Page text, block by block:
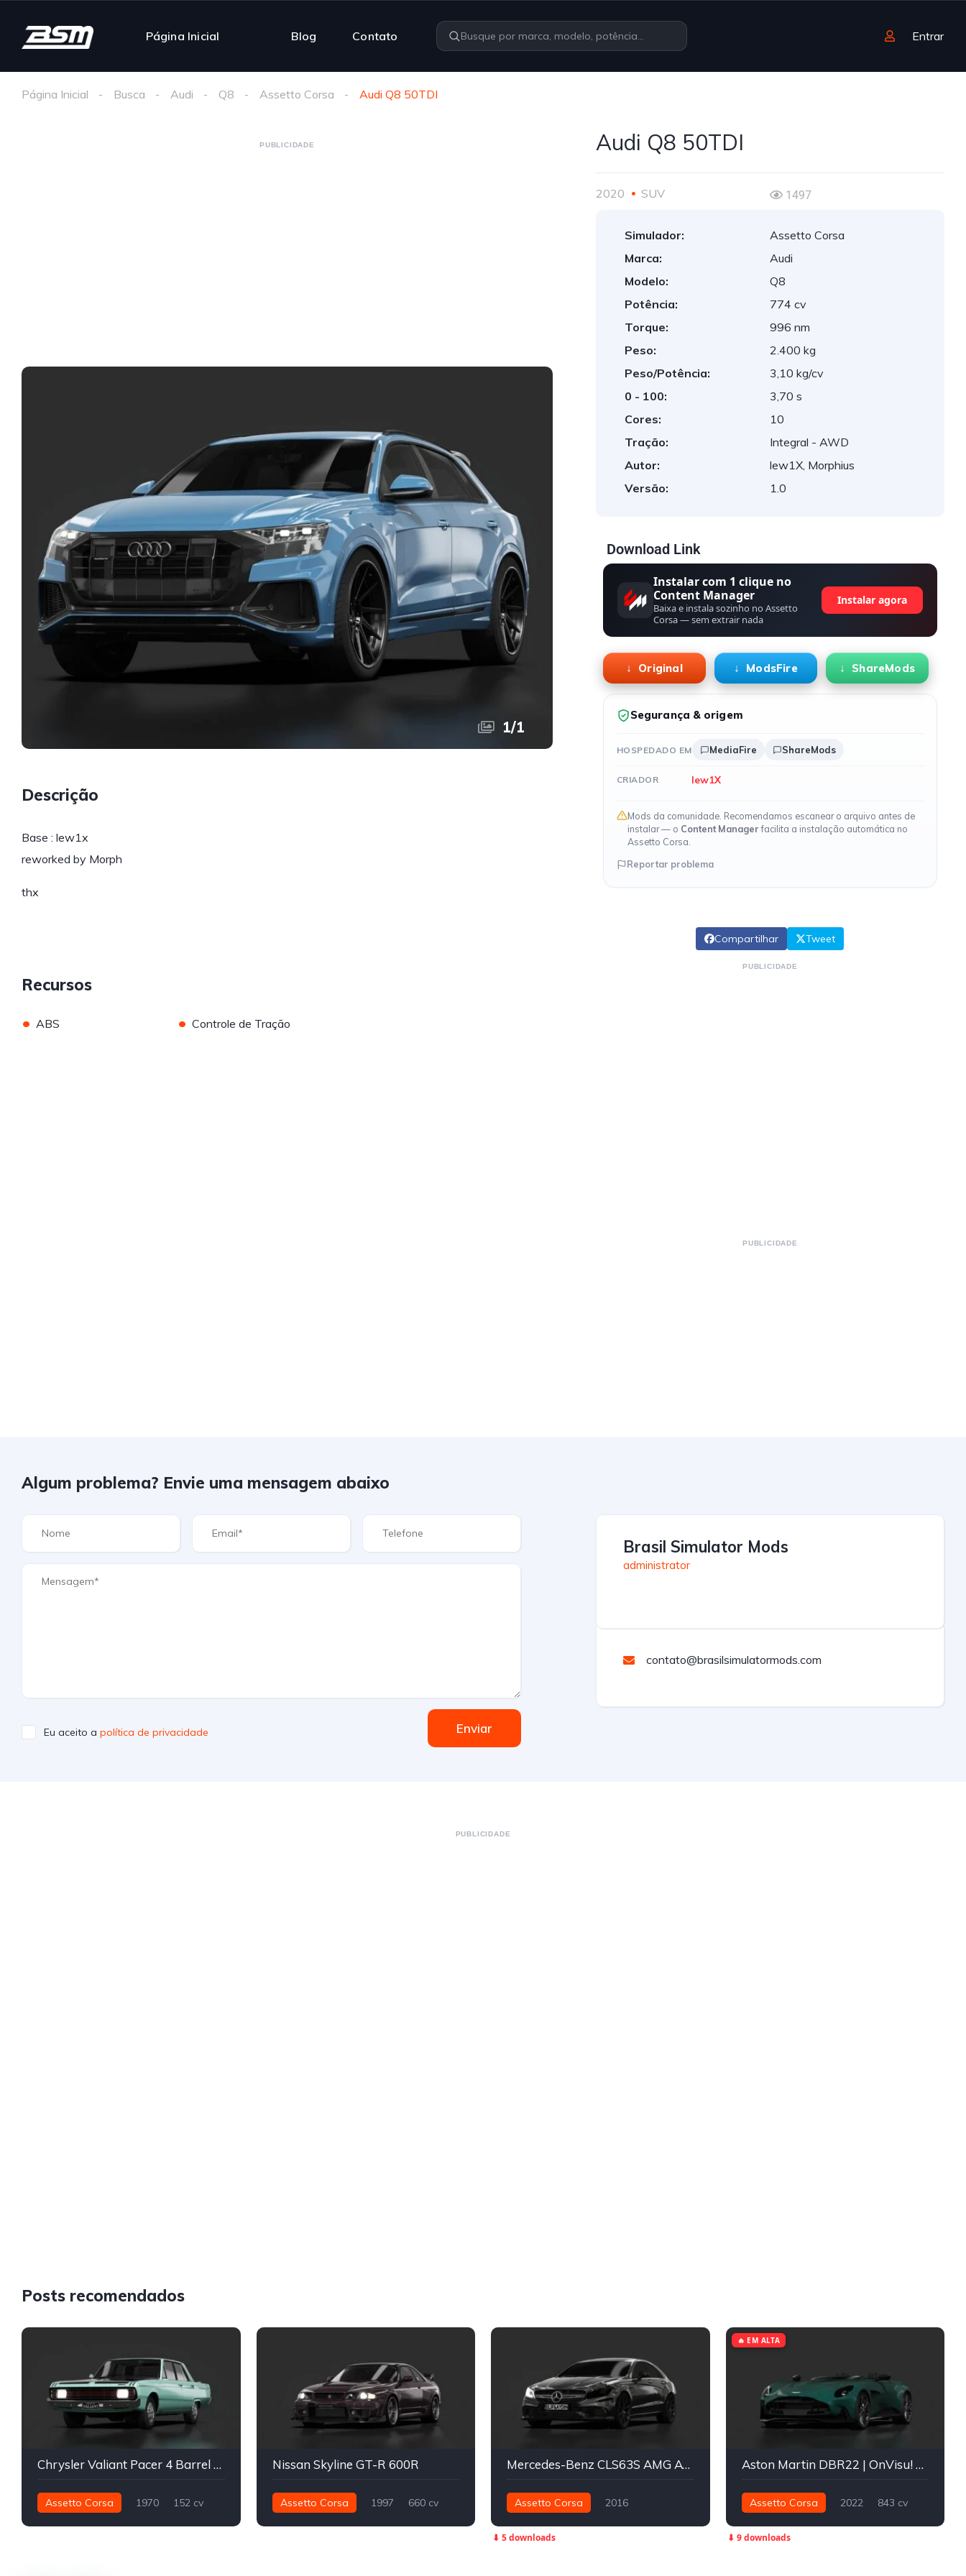
Página Inicial Blog Contato Entrar
Página Inicial Busca Audi Q8 Assetto Corsa Audi Q8 50TDI
PUBLICIDADE
1/1
Descrição
Base : lew1x
reworked by Morph
thx
Recursos
• ABS • Controle de Tração
Audi Q8 50TDI
2020 SUV 1497
Simulador:
Assetto Corsa
Marca:
Audi
Modelo:
Q8
Potência:
774 cv
Torque:
996 nm
Peso:
2.400 kg
Peso/Potência:
3,10 kg/cv
0 - 100:
3,70 s
Cores:
10
Tração:
Integral - AWD
Autor:
lew1X, Morphius
Versão:
1.0
Download Link
Instalar com 1 clique no
Content Manager
Baixa e instala sozinho no Assetto
Corsa — sem extrair nada
Instalar agora
Original ModsFire ShareMods
Segurança & origem
HOSPEDADO EM MediaFire ShareMods
CRIADOR lew1X
Mods da comunidade. Recomendamos escanear o arquivo antes de
instalar — o Content Managerfacilita a instalação automática no
Assetto Corsa.
Reportar problema
Compartilhar Tweet
PUBLICIDADE
PUBLICIDADE
Algum problema? Envie uma mensagem abaixo
Eu aceito a política de privacidade Enviar
Brasil Simulator Mods
administrator
contato@brasilsimulatormods.com
PUBLICIDADE
Posts recomendados
Chrysler Valiant Pacer 4 Barrel E34 1970
Assetto Corsa 1970
152 cv
Nissan Skyline GT-R 600R
Assetto Corsa 1997
660 cv
Mercedes-Benz CLS63S AMG AYDIN DPC
Assetto Corsa
2016
Traseira - RWD
⬇ 5 downloads
Aston Martin DBR22 | OnVisu! Society
Assetto Corsa 2022
843 cv
Street
🔥 EM ALTA
⬇ 9 downloads